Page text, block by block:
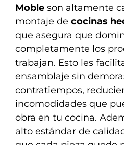
Moble son altamente
montaje de cocinas
que asegura que
completamente los
trabajan. Esto les
ensamblaje sin
contratiempos,
incomodidades que
obra en tu cocina.
alto estándar de